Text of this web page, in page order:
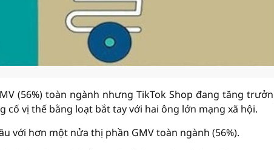
(56%) toàn ngành nhưng TikTok Shop đang tăng
cố vị thế bằng loạt bắt tay với hai ông lớn mạng xã hội.
với hơn một nửa thị phần GMV toàn ngành (56%).